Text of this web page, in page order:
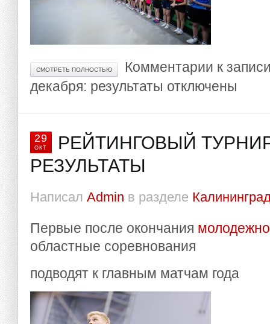
СМОТРЕТЬ ПОЛНОСТЬЮ Комментарии к
декабря: результаты отключены
29
ОКТ
РЕЙТИНГОВЫЙ
РЕЗУЛЬТАТЫ
Написал Admin в разделе
Первые после окончания
областные соревнования
подводят к главным матчам года